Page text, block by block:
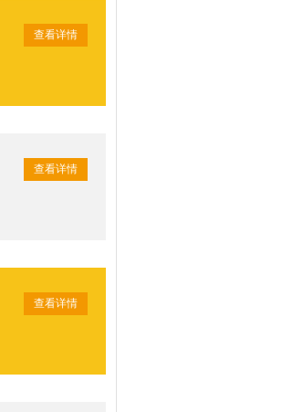
查看详情
查看详情
查看详情